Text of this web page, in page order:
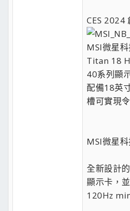
CES 2024
MSI微星
Titan 18
40系列顯
配備18英
槽可實現
MSI微星
全新設計
顯示卡，
120Hz